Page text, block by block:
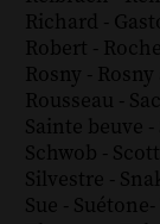
Richard -
Robert -
Rosny -
Rousseau -
Sainte beuve -
Schwob - Scott
Silvestre -
Sue - Suétone-